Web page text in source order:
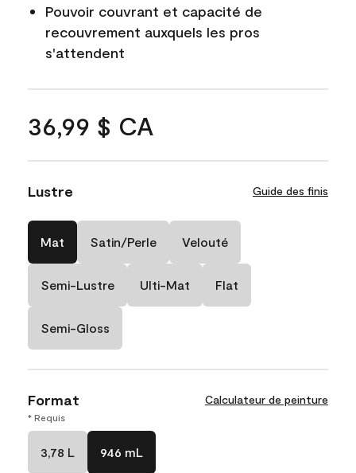
Pouvoir couvrant et capacité de
recouvrement auxquels les pros
s'attendent
36,99 $ CA
Lustre Guide des finis
Mat Satin/Perle Velouté
Semi-Lustre Ulti-Mat Flat
Semi-Gloss
Format Calculateur de peinture
* Requis
3,78 L 946 mL